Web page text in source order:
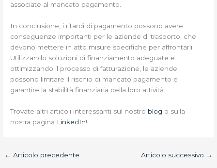
associate al mancato pagamento.
In conclusione, i ritardi di pagamento possono avere
conseguenze importanti per le aziende di trasporto, che
devono mettere in atto misure specifiche per affrontarli.
Utilizzando soluzioni di finanziamento adeguate e
ottimizzando il processo di fatturazione, le aziende
possono limitare il rischio di mancato pagamento e
garantire la stabilità finanziaria della loro attività.
Trovate altri articoli interessanti sul nostro blog o sulla
nostra pagina LinkedIn!
← Articolo precedente Articolo successivo →